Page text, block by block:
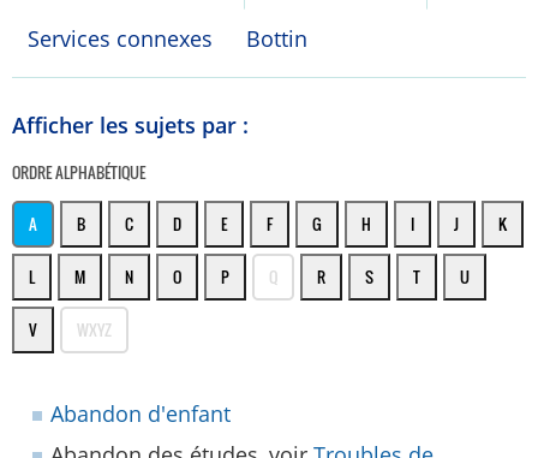
Services connexes
Bottin
Afficher les sujets par :
ORDRE ALPHABÉTIQUE
A B C D E F G H I J K
L M N O P Q R S T U
V WXYZ
Abandon d'enfant